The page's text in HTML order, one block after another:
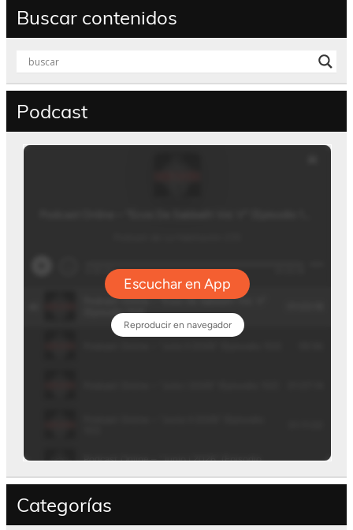
Buscar contenidos
Podcast
Categorías